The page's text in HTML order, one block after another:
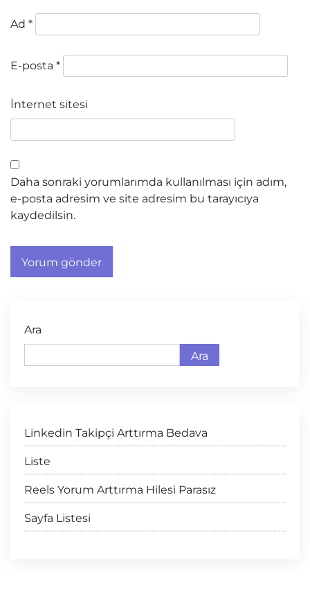
Ad *
E-posta *
İnternet sitesi
Daha sonraki yorumlarımda kullanılması için adım,
e-posta adresim ve site adresim bu tarayıcıya
kaydedilsin.
Ara
Ara
Linkedin Takipçi Arttırma Bedava
Liste
Reels Yorum Arttırma Hilesi Parasız
Sayfa Listesi